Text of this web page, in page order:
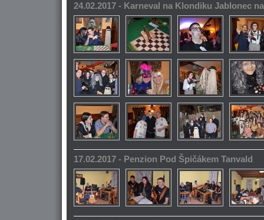
24.02.2017 - Karneval na Klondiku Jablonec
17.02.2017 - Penzion Pod Špičákem Tanvald